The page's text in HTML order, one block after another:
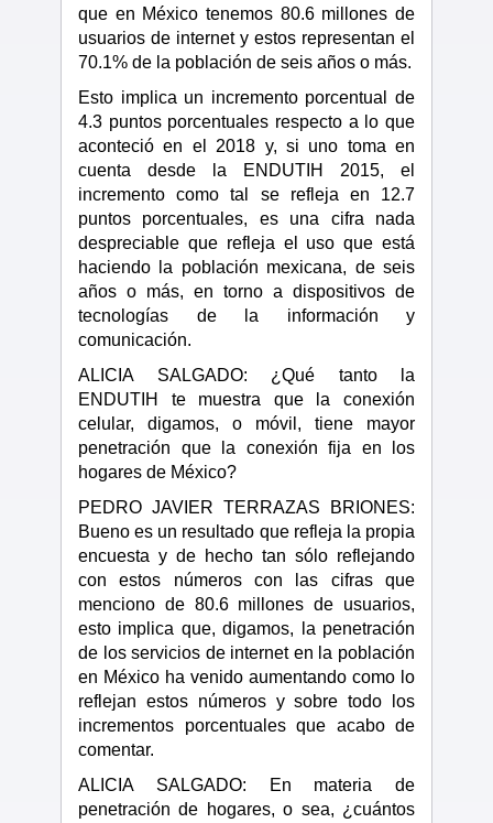
que en México tenemos 80.6 millones de
usuarios de internet y estos representan el
70.1% de la población de seis años o más.
Esto implica un incremento porcentual de
4.3 puntos porcentuales respecto a lo que
aconteció en el 2018 y, si uno toma en
cuenta desde la ENDUTIH 2015, el
incremento como tal se refleja en 12.7
puntos porcentuales, es una cifra nada
despreciable que refleja el uso que está
haciendo la población mexicana, de seis
años o más, en torno a dispositivos de
tecnologías de la información y
comunicación.
ALICIA SALGADO: ¿Qué tanto la
ENDUTIH te muestra que la conexión
celular, digamos, o móvil, tiene mayor
penetración que la conexión fija en los
hogares de México?
PEDRO JAVIER TERRAZAS BRIONES:
Bueno es un resultado que refleja la propia
encuesta y de hecho tan sólo reflejando
con estos números con las cifras que
menciono de 80.6 millones de usuarios,
esto implica que, digamos, la penetración
de los servicios de internet en la población
en México ha venido aumentando como lo
reflejan estos números y sobre todo los
incrementos porcentuales que acabo de
comentar.
ALICIA SALGADO: En materia de
penetración de hogares, o sea, ¿cuántos